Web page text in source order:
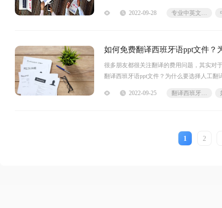
2022-09-28
专业中英文材料翻译
如何免费翻译西班牙语ppt文件？
很多朋友都很关注翻译的费用问题，其实对
翻译西班牙语ppt文件？为什么要选择人工翻
2022-09-25
翻译西班牙语ppt文件
1 2